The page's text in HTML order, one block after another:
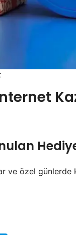
özel günlerde